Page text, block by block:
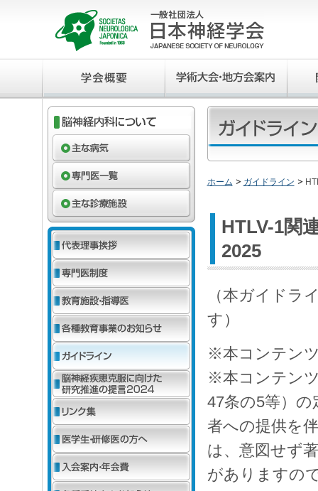
ホーム ガイドライン
HTLV-1関
2025
（本ガイドラ
す）
※本コンテン
※本コンテン
47条の5等）
者への提供を
は、意図せず
がありますの